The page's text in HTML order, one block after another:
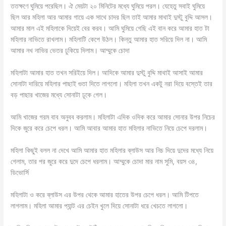
ততক্ষণে ঘুমিয়ে পরেছিল। ঐ মেয়টা ২০ মিনিটের মধ্যে ঘুমিয়ে পরল। যেহেতু সবাই ঘুমিয়ে
ছিল আর মহিলা আর আমার গায়ে এক সাথে চাদর ছিল তাই আমার মাথাই দুস্টু বুদ্দি আসল।
আমার মাল এই মহিলাকে দিয়েই বের করব। আমি ঘুমিয়ে গেছি এই বান করে আমার হাত টা
মহিলার নাভিতে রাখলাম। মহিলাটি কেপে উঠল। কিন্তু আমার হাত সরিয়ে দিল না। আমি
আমার নখ নাভির ভেতর ঢুকিয়ে দিলাম। আম্মুকে চোদা
মহিলাটা আমার হাত তখন সরিইয়ে দিল। আদিকে আমার দুস্টু বুদ্দি মাথাই আসাই আমার
সোনাটা দারিয়ে মহিলার পাছাই গুতা দিতে লাগলো। মহিলা তখন একটু নরা দিয়ে বস্তেই তার
বড় পাছার খাজের মধ্যে সোনাটা ঢূকে গেল।
আমি খাজের গরম বাব অনুবব করলাম। মহিলাটা এদিক ওদিক করে আমার সোনার উপর নিচের
দিকে জুরে করে চেপে ধরল। আমি আবার আমার হাত মহিলার নাভিতে নিয়ে চেপে দরলাম।
মহিলা কিছুই বলল না দেখে আমি আমার হাত মহিলার ব্লাউস আর নিচ দিয়ে দুদের মধ্যে নিয়ে
গেলাম, তার পর জুরে করে দুদে চেপে ধরলাম। আম্মুকে চোদা মার নাম সুমি, বয়স ৩৪,
ডিভোর্সি
মহিলাটা ও করে ব্লাউস এর উপর থেকে আমার হাতের উপর চেপে ধরল। আমি টিপতে
লাগলাম। মহিলা আমার প্যান্ট এর চেইন খুলে দিয়ে সোনাটা ধরে খেচতে লাগলো।